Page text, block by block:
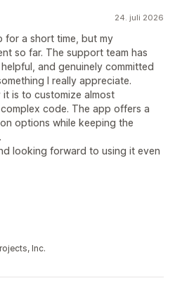
24. juli 2026
for a short time, but my
so far. The support team has
and genuinely committed
I really appreciate.
it is to customize almost
code. The app offers a
options while keeping the
looking forward to using it even
Inc.